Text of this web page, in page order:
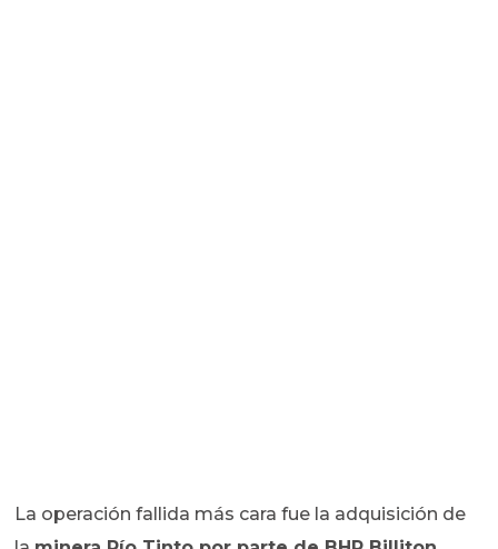
La operación fallida más cara fue la adquisición de